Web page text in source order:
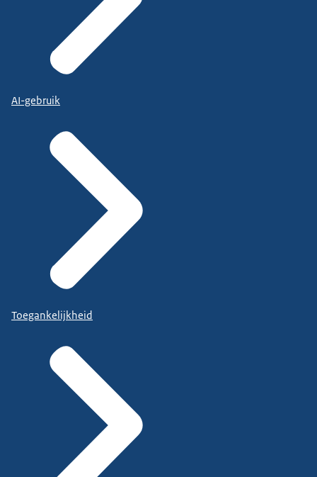
AI-gebruik
Toegankelijkheid